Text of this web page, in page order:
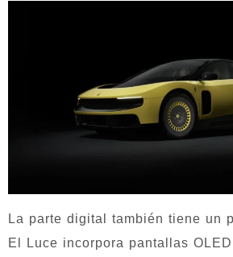
La parte digital también tiene un
El Luce incorpora pantallas